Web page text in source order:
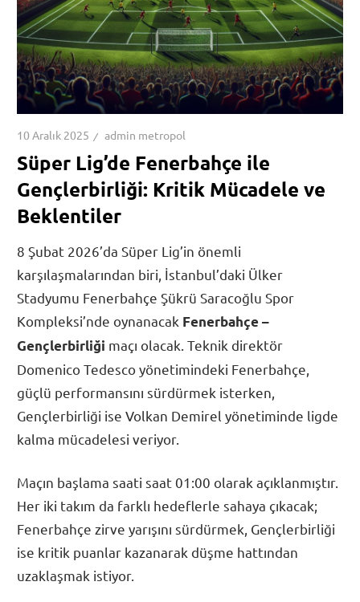
10 Aralık 2025 admin metropol
Süper Lig’de Fenerbahçe ile
Gençlerbirliği: Kritik Mücadele ve
Beklentiler
8 Şubat 2026’da Süper Lig’in önemli
karşılaşmalarından biri, İstanbul’daki Ülker
Stadyumu Fenerbahçe Şükrü Saracoğlu Spor
Kompleksi’nde oynanacak Fenerbahçe –
Gençlerbirliği maçı olacak. Teknik direktör
Domenico Tedesco yönetimindeki Fenerbahçe,
güçlü performansını sürdürmek isterken,
Gençlerbirliği ise Volkan Demirel yönetiminde ligde
kalma mücadelesi veriyor.
Maçın başlama saati saat 01:00 olarak açıklanmıştır.
Her iki takım da farklı hedeflerle sahaya çıkacak;
Fenerbahçe zirve yarışını sürdürmek, Gençlerbirliği
ise kritik puanlar kazanarak düşme hattından
uzaklaşmak istiyor.